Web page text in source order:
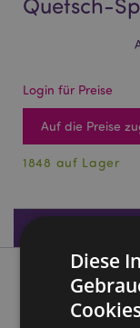
Login für Preise
Auf die Preise
1848 auf Lager
Produktdaten
Diese